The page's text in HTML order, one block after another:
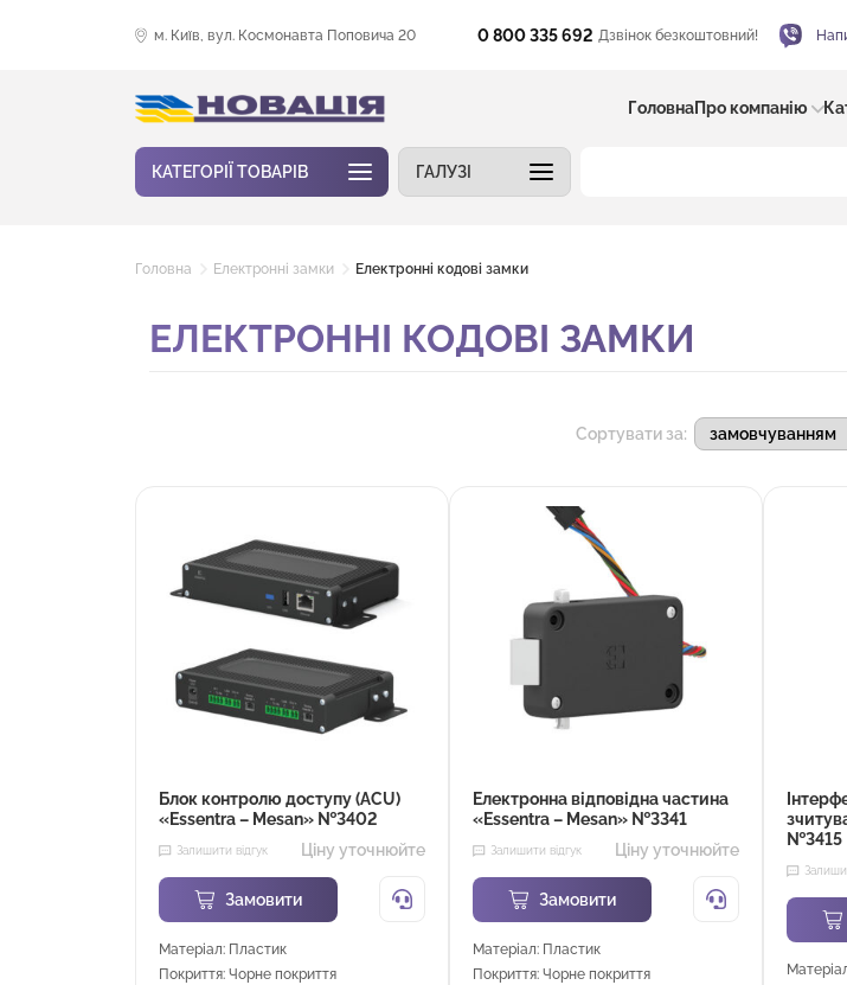
м. Київ, вул. Космонавта Поповича 20 0 800 335 692 Дзвінок безкоштовний!
ГоловнаПро компанію
КАТЕГОРІЇ ТОВАРІВ ГАЛУЗІ
Головна Електронні замки Електронні кодові замки
ЕЛЕКТРОННІ КОДОВІ ЗАМКИ
Сортувати за:
Блок контролю доступу (ACU)
«Essentra – Mesan» №3402
Залишити відгук Ціну уточнюйте
Замовити
Матеріал: Пластик
Покриття: Чорне покриття
Електронна відповідна частина
«Essentra – Mesan» №3341
Залишити відгук Ціну уточнюйте
Замовити
Матеріал: Пластик
Покриття: Чорне покриття
№3415